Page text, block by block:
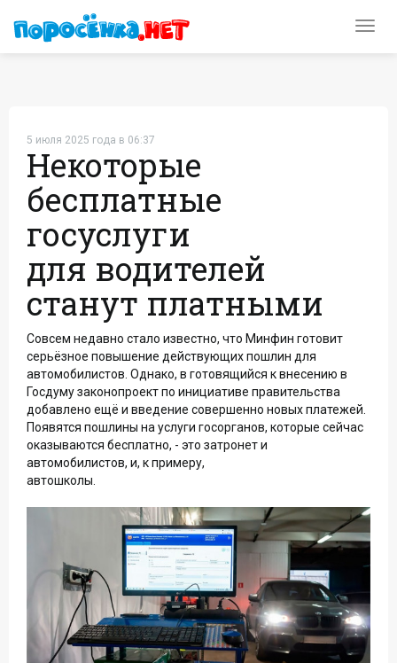
5 июля 2025 года в 06:37
Некоторые
бесплатные
госуслуги
для водителей
станут платными
Совсем недавно стало известно, что Минфин готовит
серьёзное повышение действующих пошлин для
автомобилистов. Однако, в готовящийся к внесению в
Госдуму законопроект по инициативе правительства
добавлено ещё и введение совершенно новых платежей.
Появятся пошлины на услуги госорганов, которые сейчас
оказываются бесплатно, - это затронет и
автомобилистов, и, к примеру,
автошколы.